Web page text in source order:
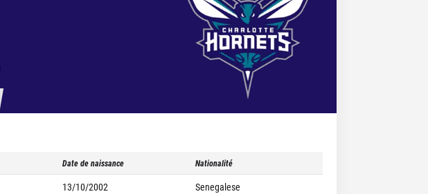
Date de naissance Nationalité
13/10/2002
Senegalese